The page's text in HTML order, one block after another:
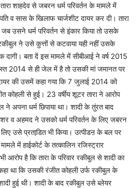
शाहदेव से जबरन धर्म परिवर्तन के मामले में
व सास के खिलाफ चार्जशीट दायर कर दी। तारा
उसने धर्म परिवर्तन से इंकार किया तो उसके
ने उसे कुत्तों से कटवाया यही नहीं उसके
दागी। बता दें इस मामले में सीबीआई ने वर्ष 2015
2014 से ही जेल में है तो उसकी मां जमानत पर
की उसमें कहा गया कि 7 जुलाई 2014 को
कोहली से हुई। 23 वर्षीय शूटर तारा ने आरोप
ने अपना धर्म छिपाया था। शादी के तुंरत बाद
व अहमद ने उसको धर्म परिवर्तन के लिए जबरन
उसे प्रताडि़त भी किया। उत्पीडऩ के बल पर
में हाईकोर्ट के तत्कालिन रजिस्ट्रार
आरोप है कि तारा के परिवार रकीबुल से शादी का
था कि उसकी रंजीत कोहली उर्फ रकीबुल के
हुई थी। शादी के बाद रकीबुल उसे ब्लेयर